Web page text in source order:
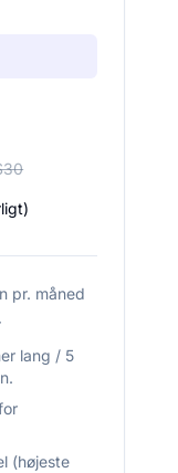
)
pr. måned
lang / 5
(højeste